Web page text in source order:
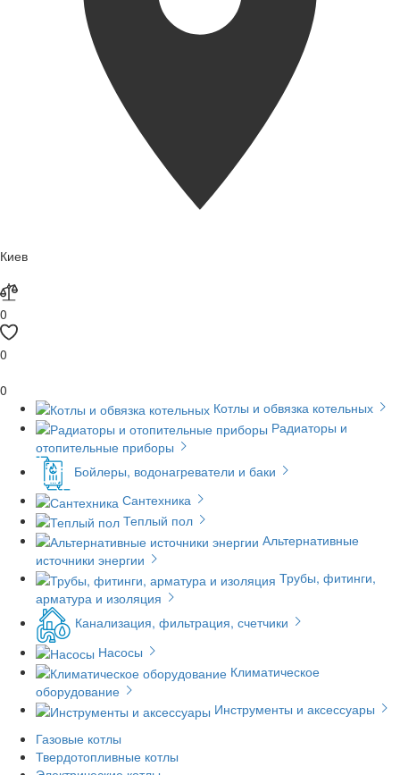
Киев
0
0
0
Котлы и обвязка котельных
Радиаторы и
отопительные приборы
Бойлеры, водонагреватели и баки
Сантехника
Теплый пол
Альтернативные
источники энергии
Трубы, фитинги,
арматура и изоляция
Канализация, фильтрация, счетчики
Насосы
Климатическое
оборудование
Инструменты и аксессуары
Газовые котлы
Твердотопливные котлы